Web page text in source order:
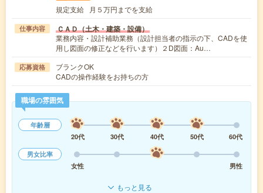
規定支給 月５万円までを支給
仕事内容 ＣＡＤ（土木・建築・設備）
業務内容・設計補助業務（設計担当者の指示の下、CADを使
用し図面の修正などを行います）２D図面：Au…
応募資格
ブランクOK
CADの操作経験をお持ちの方
職場の雰囲気
年齢層
20代
30代 40代 50代
60代
男女比率
女性
男性
もっと見る